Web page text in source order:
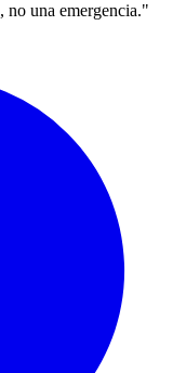
no una emergencia."